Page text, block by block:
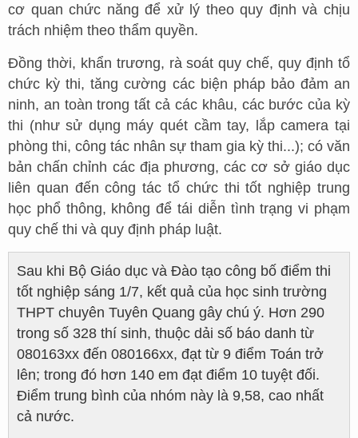
cơ quan chức năng để xử lý theo quy định và chịu
trách nhiệm theo thẩm quyền.
Đồng thời, khẩn trương, rà soát quy chế, quy định tổ
chức kỳ thi, tăng cường các biện pháp bảo đảm an
ninh, an toàn trong tất cả các khâu, các bước của kỳ
thi (như sử dụng máy quét cầm tay, lắp camera tại
phòng thi, công tác nhân sự tham gia kỳ thi...); có văn
bản chấn chỉnh các địa phương, các cơ sở giáo dục
liên quan đến công tác tổ chức thi tốt nghiệp trung
học phổ thông, không để tái diễn tình trạng vi phạm
quy chế thi và quy định pháp luật.
Sau khi Bộ Giáo dục và Đào tạo công bố điểm thi
tốt nghiệp sáng 1/7, kết quả của học sinh trường
THPT chuyên Tuyên Quang gây chú ý. Hơn 290
trong số 328 thí sinh, thuộc dải số báo danh từ
080163xx đến 080166xx, đạt từ 9 điểm Toán trở
lên; trong đó hơn 140 em đạt điểm 10 tuyệt đối.
Điểm trung bình của nhóm này là 9,58, cao nhất
cả nước.